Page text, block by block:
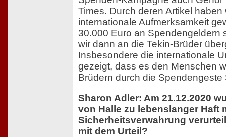
Times. Durch deren Artikel haben
internationale Aufmerksamkeit
30.000 Euro an Spendengeldern
wir dann an die Tekin-Brüder
Insbesondere die internationale
gezeigt, dass es den Menschen
Brüdern durch die Spendengeste
Sharon Adler: Am 21.12.2020
von Halle zu lebenslanger Haft
Sicherheitsverwahrung
mit dem Urteil?